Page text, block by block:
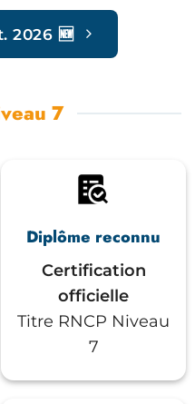
2026 🆕
7
Diplôme reconnu
Certification
officielle
Titre RNCP Niveau
7